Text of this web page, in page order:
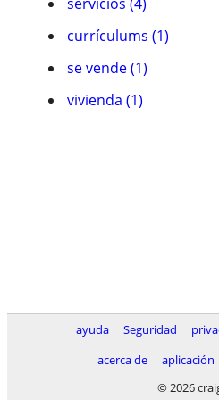
currí­culums (1)
se vende (1)
vivienda (1)
ayuda Seguridad
acerca de
aplicación
© 2026